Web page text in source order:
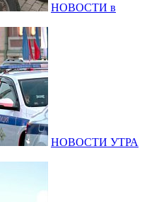
НОВОСТИ в
НОВОСТИ УТРА